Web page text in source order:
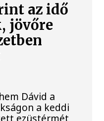
az idő
jövőre
Dávid a
a keddi
ezüstérmét